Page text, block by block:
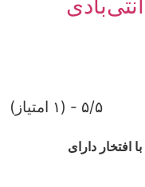
۵/۵ - (۱ امتیاز)
افتخار دارای